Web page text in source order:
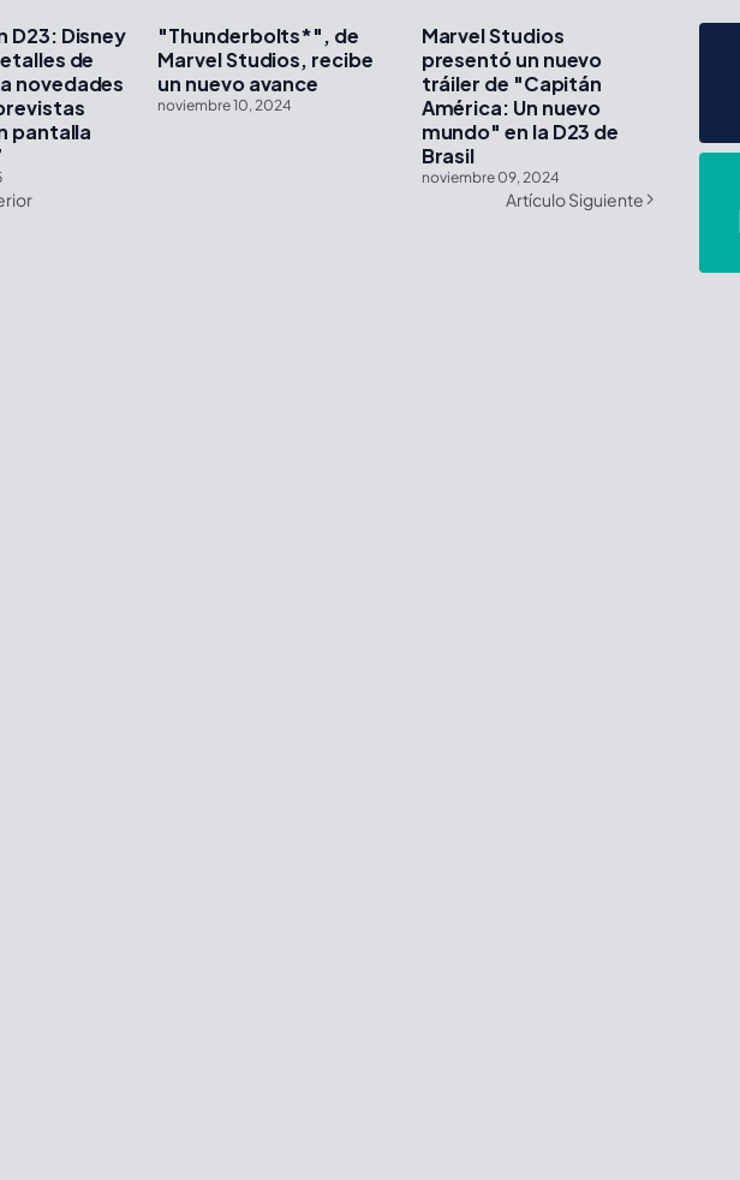
D23: Disney
de
novedades
pantalla
"Thunderbolts*", de
Marvel Studios, recibe
un nuevo avance
noviembre 10, 2024
Marvel Studios
presentó un nuevo
tráiler de "Capitán
América: Un nuevo
mundo" en la D23 de
Brasil
noviembre 09, 2024
Artículo Siguiente